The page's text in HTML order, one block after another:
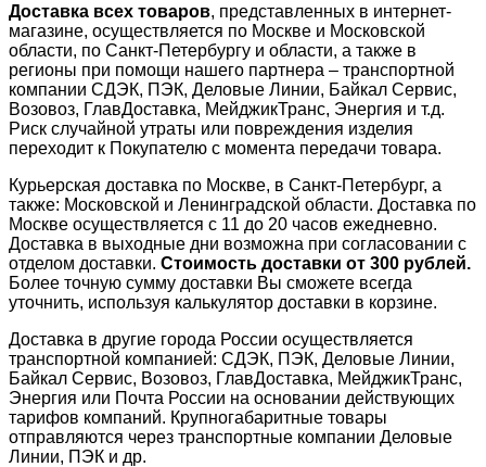
Доставка всех товаров, представленных в интернет-
магазине, осуществляется по Москве и Московской
области, по Санкт-Петербургу и области, а также в
регионы при помощи нашего партнера – транспортной
компании СДЭК, ПЭК, Деловые Линии, Байкал Сервис,
Возовоз, ГлавДоставка, МейджикТранс, Энергия и т.д.
Риск случайной утраты или повреждения изделия
переходит к Покупателю с момента передачи товара.
Курьерская доставка по Москве, в Санкт-Петербург, а
также: Московской и Ленинградской области. Доставка по
Москве осуществляется с 11 до 20 часов ежедневно.
Доставка в выходные дни возможна при согласовании с
отделом доставки. Стоимость доставки от 300 рублей.
Более точную сумму доставки Вы сможете всегда
уточнить, используя калькулятор доставки в корзине.
Доставка в другие города России осуществляется
транспортной компанией: СДЭК, ПЭК, Деловые Линии,
Байкал Сервис, Возовоз, ГлавДоставка, МейджикТранс,
Энергия или Почта России на основании действующих
тарифов компаний. Крупногабаритные товары
отправляются через транспортные компании Деловые
Линии, ПЭК и др.